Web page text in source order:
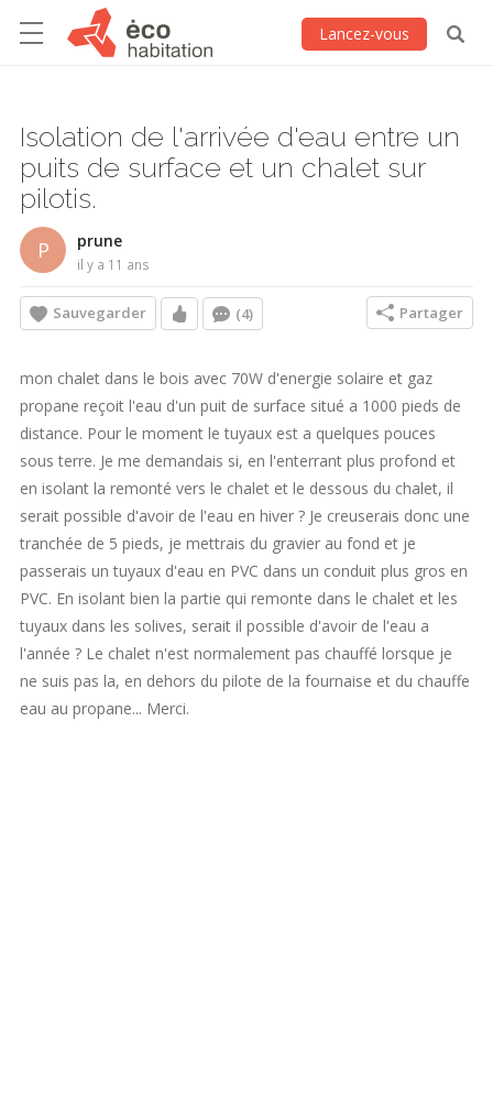
Lancez-vous
Isolation de l'arrivée d'eau entre un
puits de surface et un chalet sur
pilotis.
P prune
il y a 11 ans
Sauvegarder (4) Partager
mon chalet dans le bois avec 70W d'energie solaire et gaz
propane reçoit l'eau d'un puit de surface situé a 1000 pieds de
distance. Pour le moment le tuyaux est a quelques pouces
sous terre. Je me demandais si, en l'enterrant plus profond et
en isolant la remonté vers le chalet et le dessous du chalet, il
serait possible d'avoir de l'eau en hiver ? Je creuserais donc une
tranchée de 5 pieds, je mettrais du gravier au fond et je
passerais un tuyaux d'eau en PVC dans un conduit plus gros en
PVC. En isolant bien la partie qui remonte dans le chalet et les
tuyaux dans les solives, serait il possible d'avoir de l'eau a
l'année ? Le chalet n'est normalement pas chauffé lorsque je
ne suis pas la, en dehors du pilote de la fournaise et du chauffe
eau au propane... Merci.